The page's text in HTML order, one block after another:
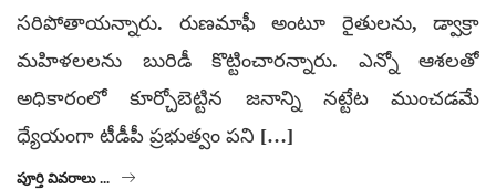
సరిపోతాయన్నారు. రుణమాఫీ అంటూ రైతులను, డ్వాక్రా
మహిళలలను బురిడీ కొట్టించారన్నారు. ఎన్నో ఆశలతో
అధికారంలో కూర్చోబెట్టిన జనాన్ని నట్టేట ముంచడమే
ధ్యేయంగా టీడీపీ ప్రభుత్వం పని […]
పూర్తి వివరాలు ...